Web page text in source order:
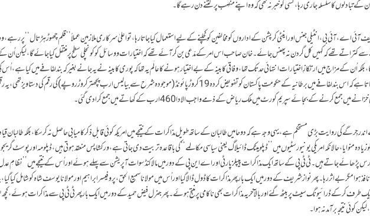
کے تبادلوں کا سلسلہ جاری رہا، کسی کو خبر نہ تھی کہ وہ اپنے منصِب پر کتنے دن رہے گا۔
آئی اے،آئی بی،انٹیلی جنس اور اینٹی کرپشن کے اداروں کو مخالفین کو کچلنے کے لیے استعمال کیاجاتا رہا، تو اعلیٰ سرکاری ملازمین عملاً ’’قلم چھوڑہڑتال‘‘ پر رہے
کتراتے تھے کہ کہیں کل گردن نہ پھنس جائے ۔خان صاحب اس امر کے مدّعی بن کر آئے تھے کہ اختیارات ووسائل کو کو نچلی سطح پر منتقل کیا جائے گا، لیکن اُن
بلکہ اُن کے مزاج میں ارتکازِ اختیارات انتہائی حد تک تھا،وفاقی کابینہ کے بے اختیار ہونے کا عالَم یہ تھا کہ پوری کابینہ نے یہ جانے بغیر کہ بند لفافے میں کیا
کردی،کہاجاتا ہے کہ اس بند لفافے میں برطانیہ کے حکومت پاکستان کو تفویض کردہ 19کروڑ پائونڈ (موجودہ شرح سے بیالیس ارب پچھتر کروڑ روپے )کی رقم کی دستاویز
میں جمع کرنے کے بجائے سپریم کورٹ میں ملک ریاض کے ذمے واجب الادا 460ارب کے کھاتے میں جمع کرادی گئی۔
جِرگے کی روایت بڑی مستحکم ہے ،یہی وجہ ہے کہ دوحا میں طالبان کے ساتھ طویل مذاکرات کے نتیجے میں امریکہ کوئی قابلِ ذکر کامیابی حاصل نہ کرسکا،بلکہ
زیادہ منوایا،حالانکہ امریکی یونیورسٹیوں میں ’’ڈپلومیٹک ڈائیلاگ یعنی سیاسی مکالمے ‘‘کی باقاعدہ تربیت دی جاتی ہے،ورکشاپس منعقد ہوتی ہیں،ڈپلومہ اور پوسٹ
جاتے ہیں۔ ٹی ٹی پی کے ساتھ ایک مذاکرات پیپلز پارٹی اور اے این پی کے دور میں مالاکنڈ سوات آپریشن سے پہلے ہوئے اور اُس کے نتیجے میں ’’نظامِ
ہوا مگر بے اثر رہا۔پھر نواز شریف کے دور میں ایک بار پھر مذاکرات کا ڈول ڈالا گیااور اُس میں مولانا سمیع الحق ،پروفیسر ابراہیم اور مولانا یوسف شاہ کو شامل کیا
طرف کرکے ڈرائیونگ سیٹ پر بیٹھ گئے اور بالآخر یہ مذاکرات بھی ناکامی پر منتج ہوئے۔پھر جنرل فیض حمید کے دور میں ایک بار پھر ٹی ٹی پی سے مذاکرات ہوئے، کچھ
کوئی نتیجہ برآمد نہ ہوا۔